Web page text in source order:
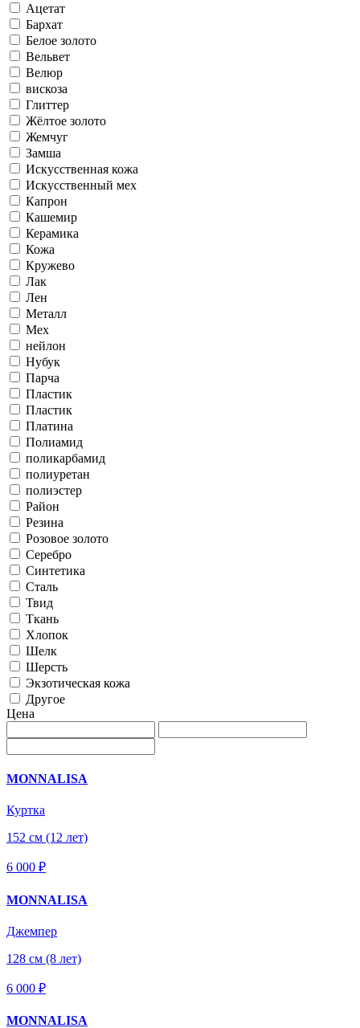
Ацетат
Бархат
Белое золото
Вельвет
Велюр
вискоза
Глиттер
Жёлтое золото
Жемчуг
Замша
Искусственная кожа
Искусственный мех
Капрон
Кашемир
Керамика
Кожа
Кружево
Лак
Лен
Металл
Мех
нейлон
Нубук
Парча
Пластик
Пластик
Платина
Полиамид
поликарбамид
полиуретан
полиэстер
Район
Резина
Розовое золото
Серебро
Синтетика
Сталь
Твид
Ткань
Хлопок
Шелк
Шерсть
Экзотическая кожа
Другое
Цена
MONNALISA
Куртка
152 см (12 лет)
6 000 ₽
MONNALISA
Джемпер
128 см (8 лет)
6 000 ₽
MONNALISA